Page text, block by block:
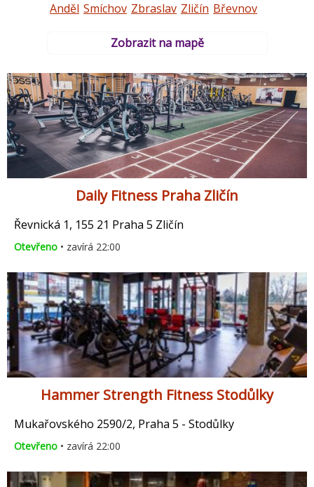
Anděl Smíchov Zbraslav Zličín Břevnov
Zobrazit na mapě
Daily Fitness Praha Zličín
Řevnická 1, 155 21 Praha 5 Zličín
Otevřeno • zavírá 22:00
Hammer Strength Fitness Stodůlky
Mukařovského 2590/2, Praha 5 - Stodůlky
Otevřeno • zavírá 22:00